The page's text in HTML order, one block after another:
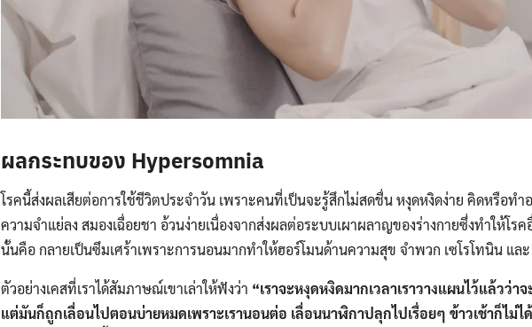
ผลกระทบของ Hypersomnia
โรคนี้ส่งผลเสียต่อการใช้ชีวิตประจำวัน เพราะคนที่เป็นจะรู้สึกไม่สดชื่น หงุดหงิดง่าย คิดหรือทำอ
ความจำแย่ลง สมองเฉื่อยชา อ้วนง่ายเนื่องจากส่งผลต่อระบบเผาผลาญของร่างกายซึ่งทำให้โร
นั้นคือ กลายเป็นซึมเศร้าเพราะการนอนมากทำให้ฮอร์โมนด้านความสุข จำพวก เซโรโทนิน แล
ตัวอย่างเคสที่เราได้สัมภาษณ์เขาเล่าให้ฟังว่า “เราจะหงุดหงิดมากเวลาเราวางแผนไว้แล้วว่า
แต่มันก็ถูกเลื่อนไปตอนบ่ายหมดเพราะเรานอนต่อ เลื่อนนาฬิกาปลุกไปเรื่อยๆ ข้าวเช้าก็ไม่